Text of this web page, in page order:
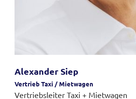
Alexander Siep
Vertrieb Taxi / Mietwagen
Vertriebsleiter Taxi + Mietwagen